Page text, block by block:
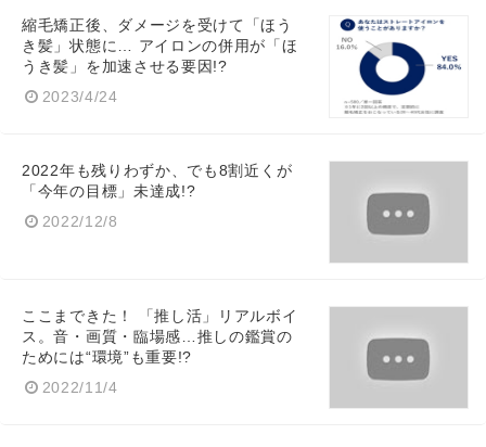
縮毛矯正後、ダメージを受けて「ほう
き髪」状態に… アイロンの併用が「ほ
うき髪」を加速させる要因!?
2023/4/24
2022年も残りわずか、でも8割近くが
「今年の目標」未達成!?
2022/12/8
ここまできた！ 「推し活」リアルボイ
ス。音・画質・臨場感…推しの鑑賞の
ためには“環境”も重要!?
2022/11/4